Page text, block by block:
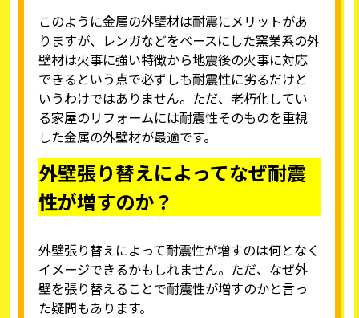
このように金属の外壁材は耐震にメリットがあ
りますが、レンガなどをベースにした窯業系の外
壁材は火事に強い特徴から地震後の火事に対応
できるという点で必ずしも耐震性に劣るだけと
いうわけではありません。ただ、老朽化してい
る家屋のリフォームには耐震性そのものを重視
した金属の外壁材が最適です。
外壁張り替えによってなぜ耐震
性が増すのか？
外壁張り替えによって耐震性が増すのは何となく
イメージできるかもしれません。ただ、なぜ外
壁を張り替えることで耐震性が増すのかと言っ
た疑問もあります。